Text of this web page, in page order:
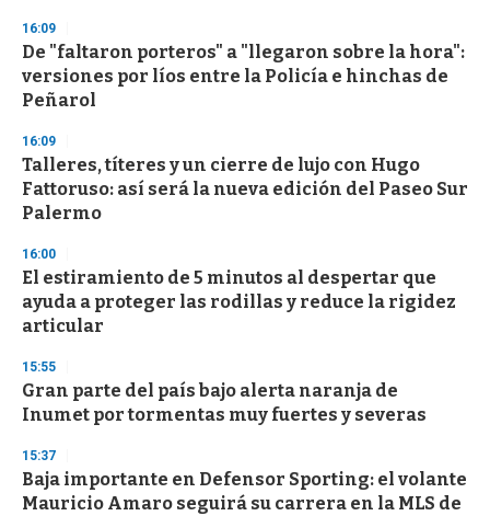
16:09
De "faltaron porteros" a "llegaron sobre la hora":
versiones por líos entre la Policía e hinchas de
Peñarol
16:09
Talleres, títeres y un cierre de lujo con Hugo
Fattoruso: así será la nueva edición del Paseo Sur
Palermo
16:00
El estiramiento de 5 minutos al despertar que
ayuda a proteger las rodillas y reduce la rigidez
articular
15:55
Gran parte del país bajo alerta naranja de
Inumet por tormentas muy fuertes y severas
15:37
Baja importante en Defensor Sporting: el volante
Mauricio Amaro seguirá su carrera en la MLS de